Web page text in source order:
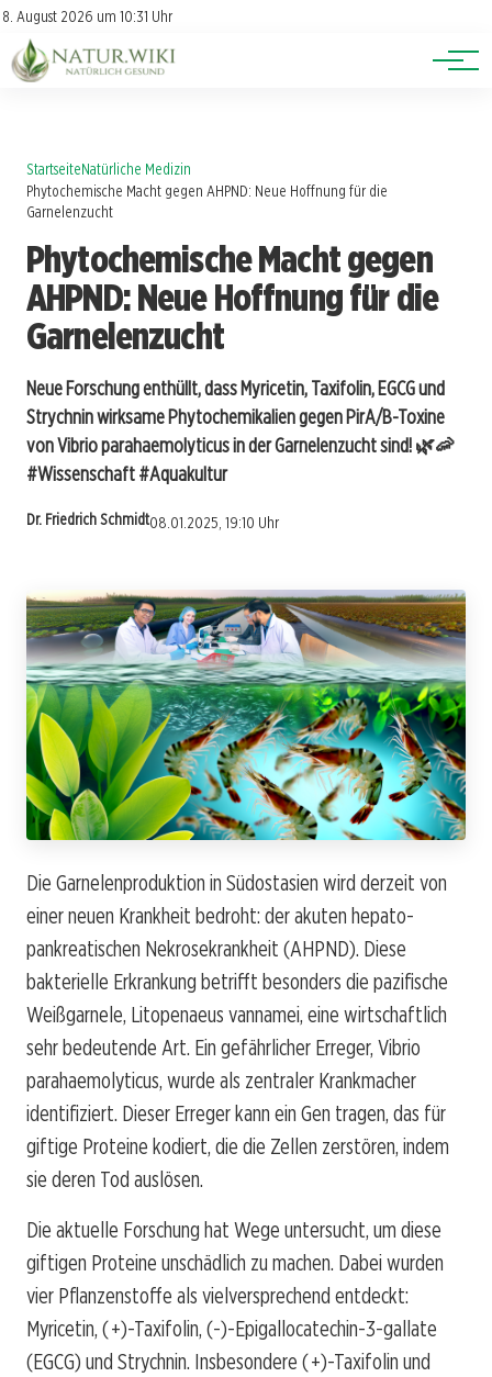
8. August 2026 um 10:31 Uhr
Account
Newsletter
Lexikon
Themen
StartseiteNatürliche Medizin
Phytochemische Macht gegen AHPND: Neue Hoffnung für die
Garnelenzucht
Phytochemische Macht gegen
AHPND: Neue Hoffnung für die
Garnelenzucht
Neue Forschung enthüllt, dass Myricetin, Taxifolin, EGCG und
Strychnin wirksame Phytochemikalien gegen PirA/B-Toxine
von Vibrio parahaemolyticus in der Garnelenzucht sind! 🌿🦐
#Wissenschaft #Aquakultur
Dr. Friedrich Schmidt08.01.2025, 19:10 Uhr
Die Garnelenproduktion in Südostasien wird derzeit von
einer neuen Krankheit bedroht: der akuten hepato-
pankreatischen Nekrosekrankheit (AHPND). Diese
bakterielle Erkrankung betrifft besonders die pazifische
Weißgarnele, Litopenaeus vannamei, eine wirtschaftlich
sehr bedeutende Art. Ein gefährlicher Erreger, Vibrio
parahaemolyticus, wurde als zentraler Krankmacher
identifiziert. Dieser Erreger kann ein Gen tragen, das für
giftige Proteine kodiert, die die Zellen zerstören, indem
sie deren Tod auslösen.
Die aktuelle Forschung hat Wege untersucht, um diese
giftigen Proteine unschädlich zu machen. Dabei wurden
vier Pflanzenstoffe als vielversprechend entdeckt:
Myricetin, ( +)-Taxifolin, (-)-Epigallocatechin-3-gallate
(EGCG) und Strychnin. Insbesondere ( +)-Taxifolin und